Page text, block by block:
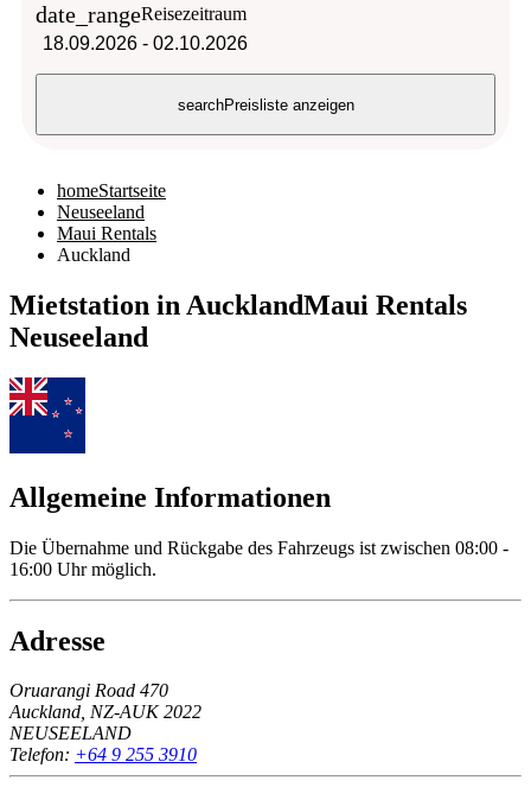
date_rangeReisezeitraum
18.09.2026 - 02.10.2026
searchPreisliste anzeigen
homeStartseite
Neuseeland
Maui Rentals
Auckland
Mietstation in AucklandMaui Rentals
Neuseeland
Allgemeine Informationen
Die Übernahme und Rückgabe des Fahrzeugs ist zwischen 08:00 -
16:00 Uhr möglich.
Adresse
Oruarangi Road 470
Auckland, NZ-AUK 2022
NEUSEELAND
Telefon: +64 9 255 3910